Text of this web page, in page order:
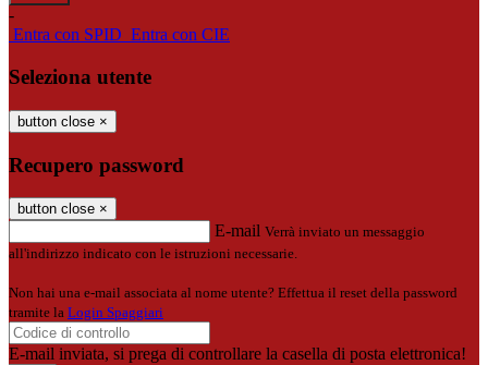
-
Entra con SPID Entra con CIE
Seleziona utente
button close ×
Recupero password
button close ×
E-mail Verrà inviato un messaggio
all'indirizzo indicato con le istruzioni necessarie.
Non hai una e-mail associata al nome utente? Effettua il reset della password
tramite la Login Spaggiari
E-mail inviata, si prega di controllare la casella di posta elettronica!